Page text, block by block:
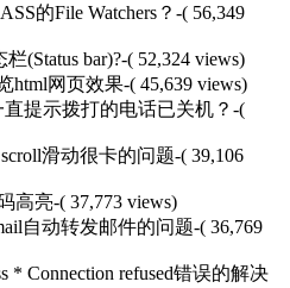
的File Watchers？ -( 56,349
(Status bar)?-( 52,324 views)
html网页效果-( 45,639 views)
提示拨打的电话已关机？ -(
滑动很卡的问题-( 39,106
高亮-( 37,773 views)
自动转发邮件的问题-( 36,769
* Connection refused错误的解决